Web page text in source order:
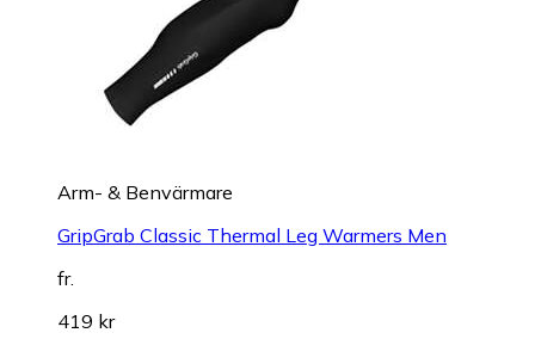
Arm- & Benvärmare
GripGrab Classic Thermal Leg Warmers Men
fr.
419 kr